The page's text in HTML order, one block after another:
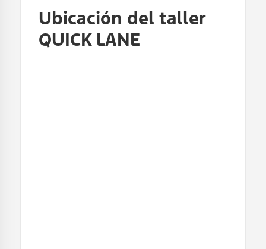
Ubicación del taller
QUICK LANE